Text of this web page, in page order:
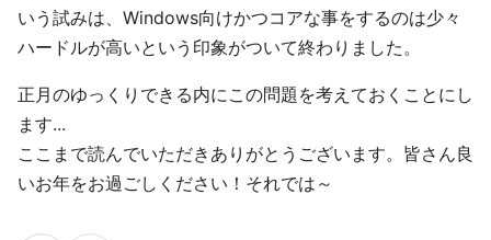
いう試みは、Windows向けかつコアな事をするのは少々
ハードルが高いという印象がついて終わりました。
正月のゆっくりできる内にこの問題を考えておくことにし
ます...
ここまで読んでいただきありがとうございます。皆さん良
いお年をお過ごしください！それでは～